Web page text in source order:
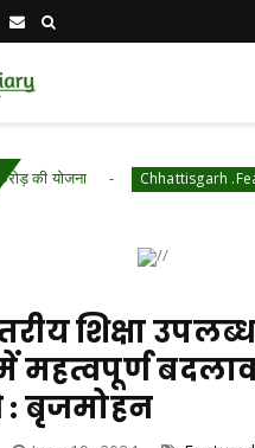
Chhattisgarh .Featured
शिक्षा
महत्वपूर्ण
बृजमोहन